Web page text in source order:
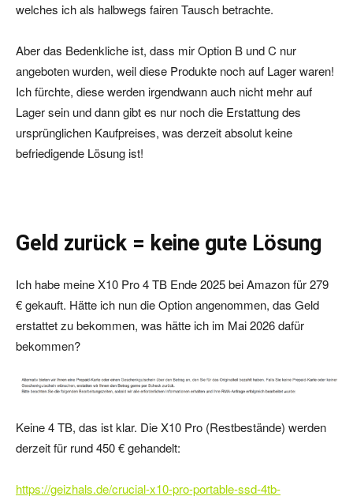
welches ich als halbwegs fairen Tausch betrachte.
Aber das Bedenkliche ist, dass mir Option B und C nur
angeboten wurden, weil diese Produkte noch auf Lager waren!
Ich fürchte, diese werden irgendwann auch nicht mehr auf
Lager sein und dann gibt es nur noch die Erstattung des
ursprünglichen Kaufpreises, was derzeit absolut keine
befriedigende Lösung ist!
Geld zurück = keine gute Lösung
Ich habe meine X10 Pro 4 TB Ende 2025 bei Amazon für 279
€ gekauft. Hätte ich nun die Option angenommen, das Geld
erstattet zu bekommen, was hätte ich im Mai 2026 dafür
bekommen?
Keine 4 TB, das ist klar. Die X10 Pro (Restbestände) werden
derzeit für rund 450 € gehandelt:
https://geizhals.de/crucial-x10-pro-portable-ssd-4tb-